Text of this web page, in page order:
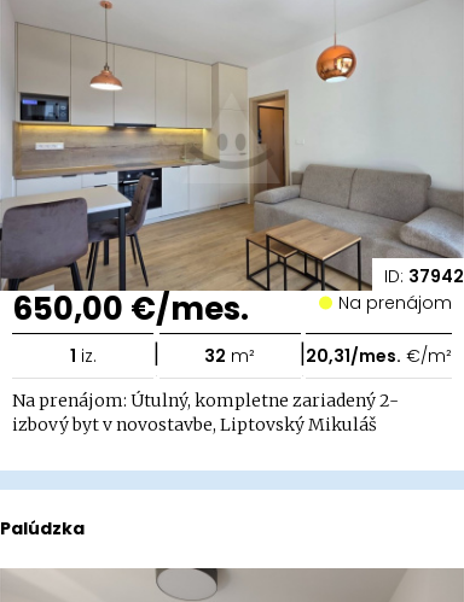
ID: 37942
650,00 €/mes. Na prenájom
1 iz. | 32 m² |20,31/mes. €/m²
Na prenájom: Útulný, kompletne zariadený 2-
izbový byt v novostavbe, Liptovský Mikuláš
Palúdzka